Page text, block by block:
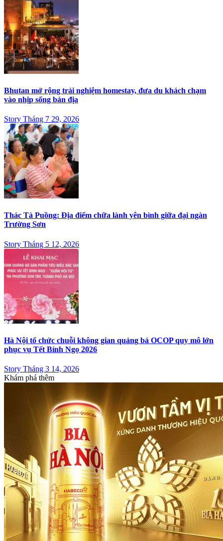
Bhutan mở rộng trải nghiệm homestay, đưa du khách chạm
vào nhịp sống bản địa
Story Tháng 7 29, 2026
Thác Tà Puồng: Địa điểm chữa lành yên bình giữa đại ngàn
Trường Sơn
Story Tháng 5 12, 2026
Hà Nội tổ chức chuỗi không gian quảng bá OCOP quy mô lớn
phục vụ Tết Bính Ngọ 2026
Story Tháng 3 14, 2026
Khám phá thêm